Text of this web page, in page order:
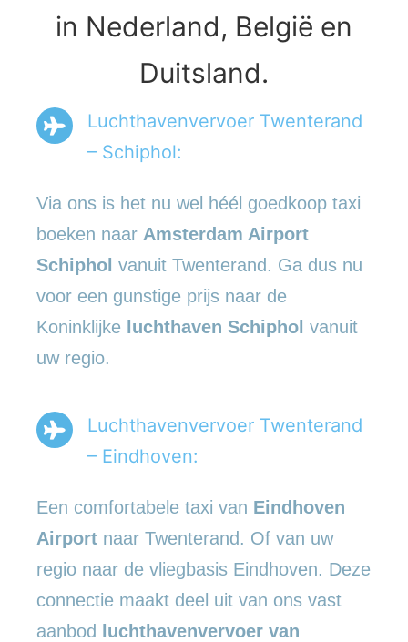
in Nederland, België en
Duitsland.
Luchthavenvervoer Twenterand
– Schiphol:
Via ons is het nu wel héél goedkoop taxi
boeken naar Amsterdam Airport
Schiphol vanuit Twenterand. Ga dus nu
voor een gunstige prijs naar de
Koninklijke luchthaven Schiphol vanuit
uw regio.
Luchthavenvervoer Twenterand
– Eindhoven:
Een comfortabele taxi van Eindhoven
Airport naar Twenterand. Of van uw
regio naar de vliegbasis Eindhoven. Deze
connectie maakt deel uit van ons vast
aanbod
luchthavenvervoer van